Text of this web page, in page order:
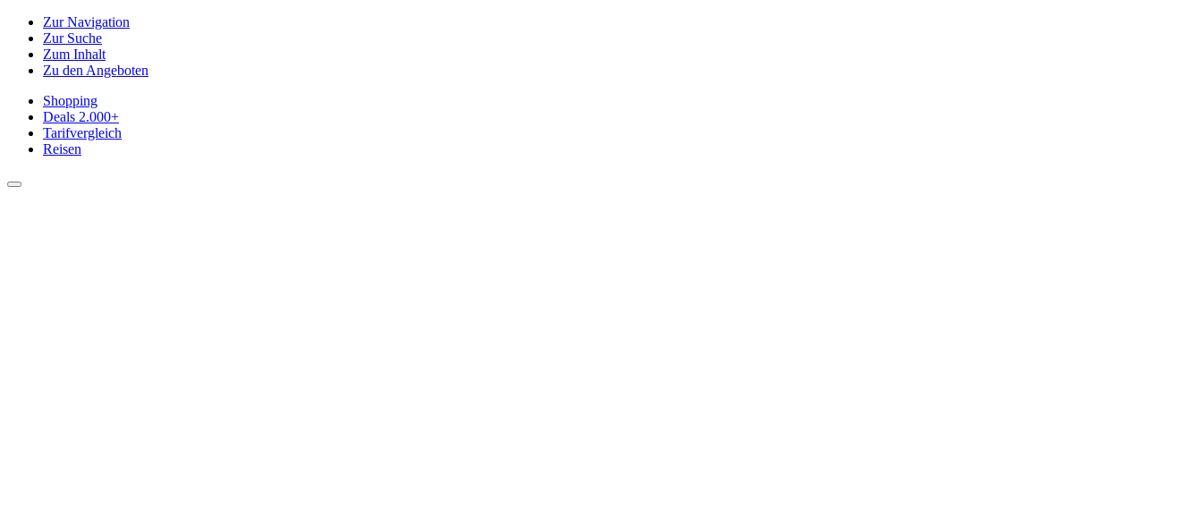
Zur Navigation
Zur Suche
Zum Inhalt
Zu den Angeboten
Shopping
Deals 2.000+
Tarifvergleich
Reisen